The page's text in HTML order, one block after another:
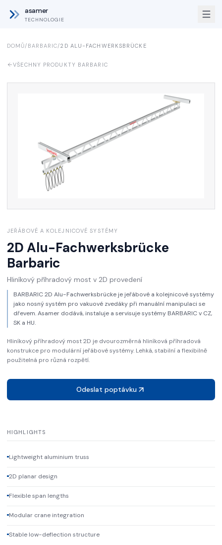
asamer
TECHNOLOGIE
DOMŮ/ BARBARIC/2D ALU-FACHWERKSBRÜCKE
VŠECHNY PRODUKTY BARBARIC
JEŘÁBOVÉ A KOLEJNICOVÉ SYSTÉMY
2D Alu-Fachwerksbrücke
Barbaric
Hliníkový příhradový most v 2D provedení
BARBARIC 2D Alu-Fachwerksbrücke je jeřábové a kolejnicové systémy
jako nosný systém pro vakuové zvedáky při manuální manipulaci se
dřevem. Asamer dodává, instaluje a servisuje systémy BARBARIC v CZ,
SK a HU.
Hliníkový příhradový most 2D je dvourozměrná hliníková příhradová
konstrukce pro modulární jeřábové systémy. Lehká, stabilní a flexibilně
použitelná pro různá rozpětí.
Odeslat poptávku
HIGHLIGHTS
Lightweight aluminium truss
2D planar design
Flexible span lengths
Modular crane integration
Stable low-deflection structure